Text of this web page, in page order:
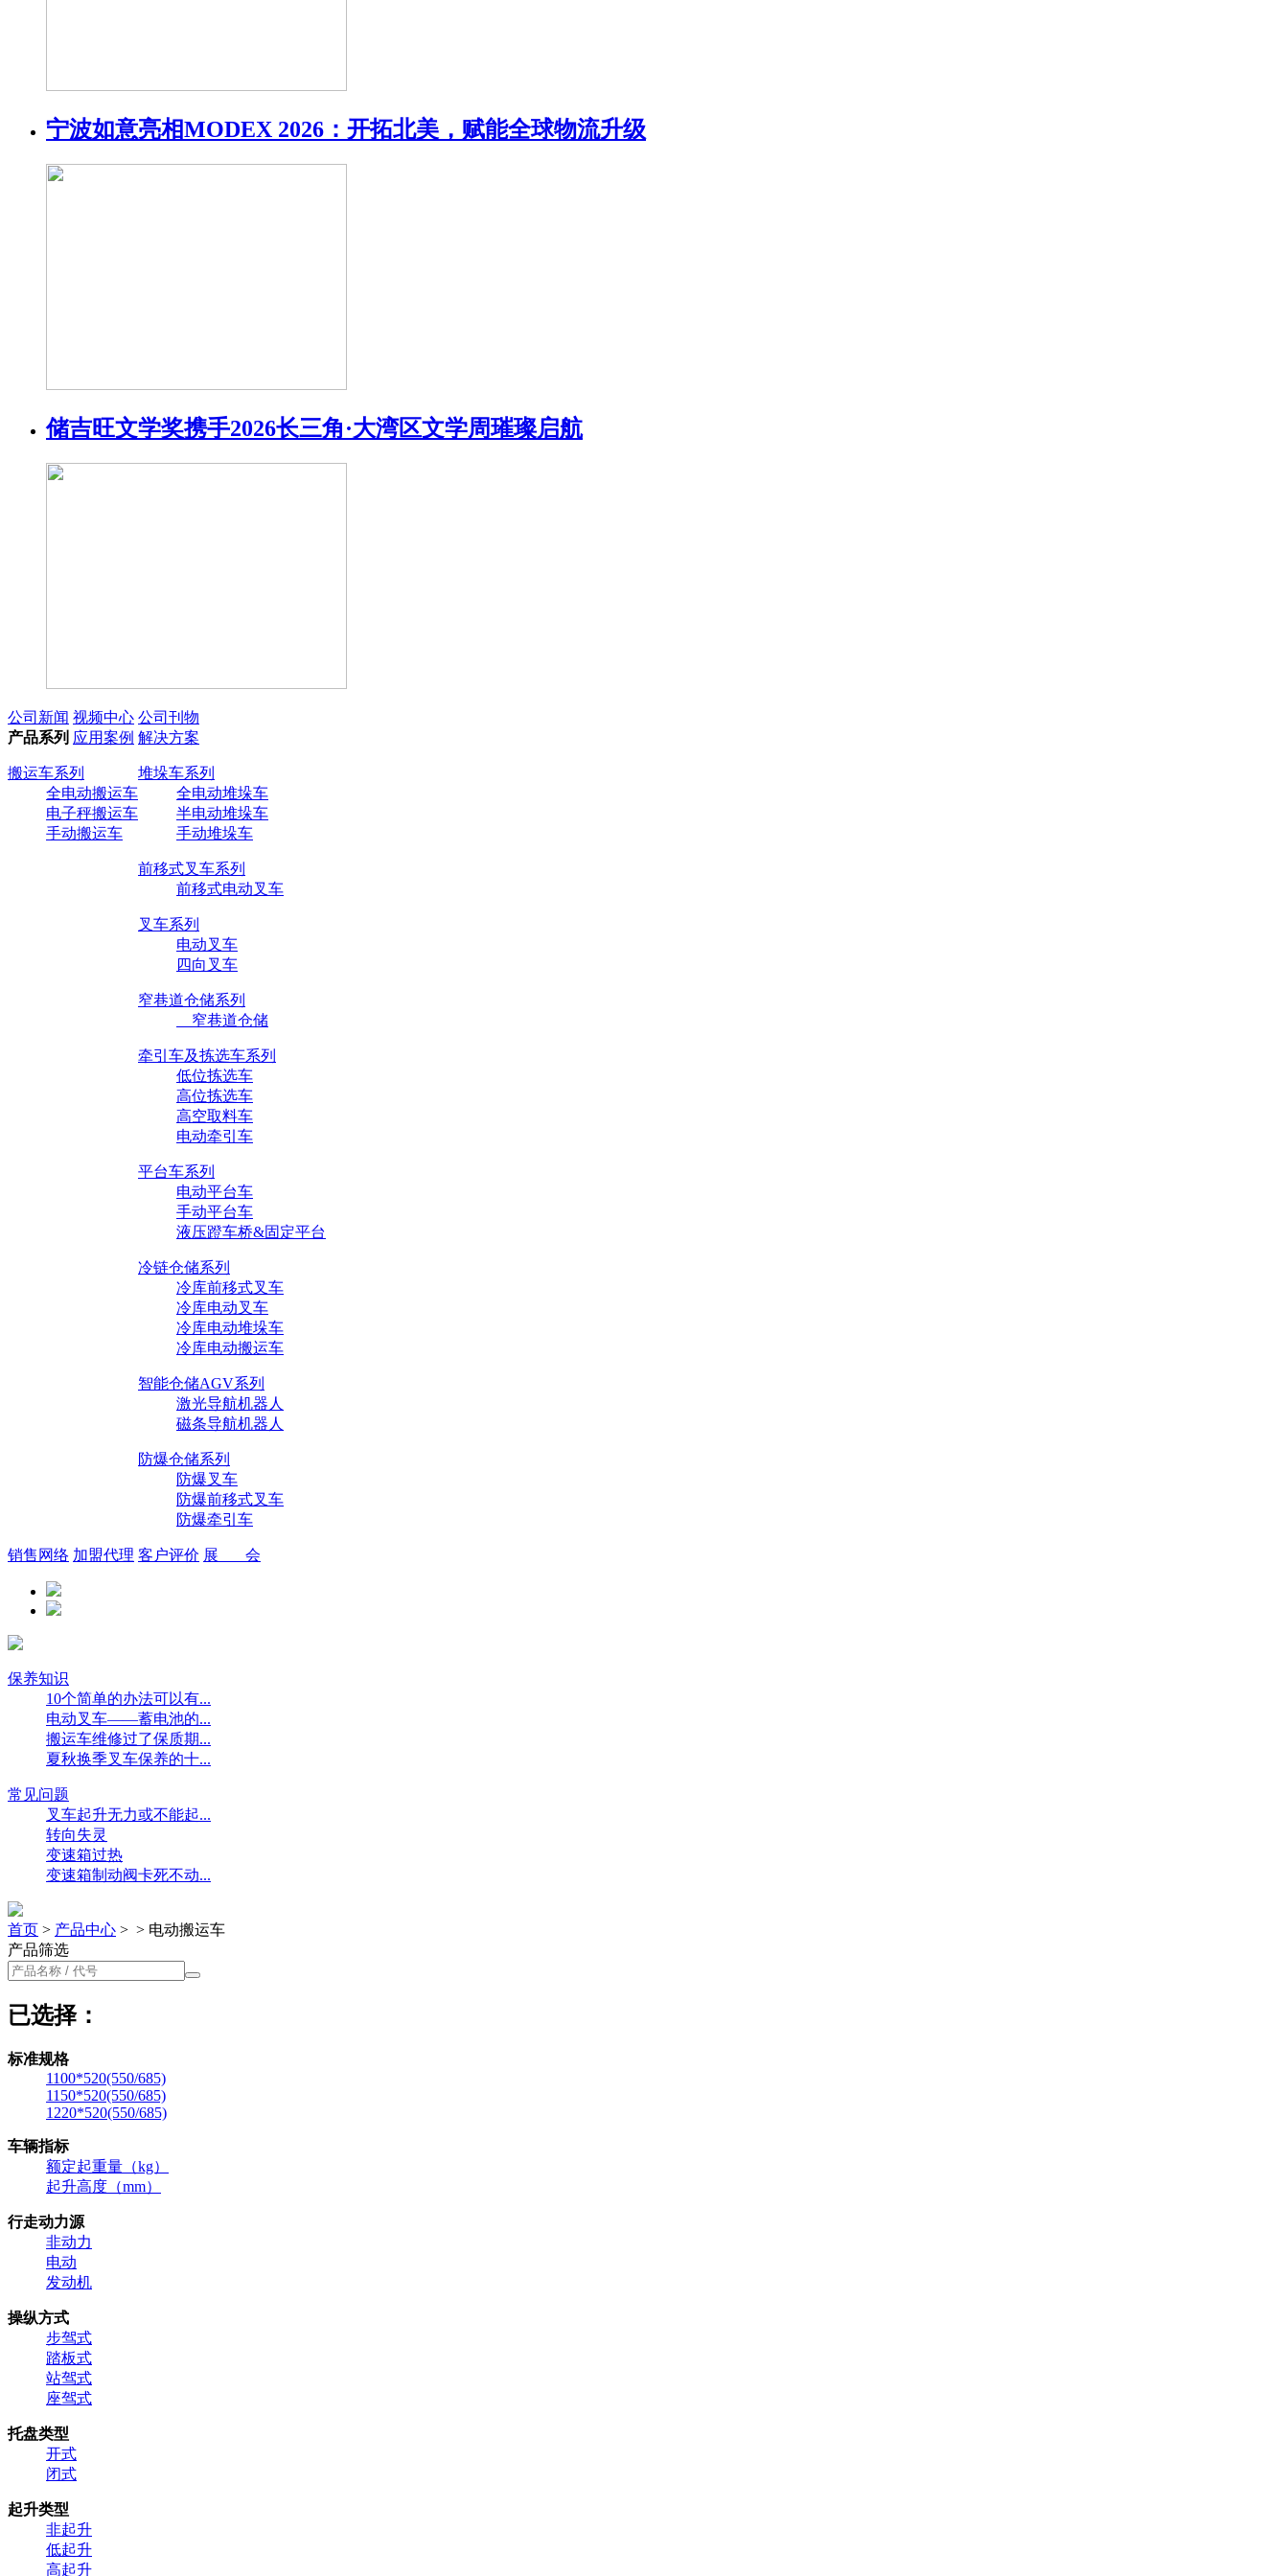
宁波如意亮相MODEX 2026：开拓北美，赋能全球物流升级
储吉旺文学奖携手2026长三角·大湾区文学周璀璨启航
公司新闻 视频中心 公司刊物
产品系列 应用案例 解决方案
搬运车系列
全电动搬运车
电子秤搬运车
手动搬运车
堆垛车系列
全电动堆垛车
半电动堆垛车
手动堆垛车
前移式叉车系列
前移式电动叉车
叉车系列
电动叉车
四向叉车
窄巷道仓储系列
窄巷道仓储
牵引车及拣选车系列
低位拣选车
高位拣选车
高空取料车
电动牵引车
平台车系列
电动平台车
手动平台车
液压蹬车桥&固定平台
冷链仓储系列
冷库前移式叉车
冷库电动叉车
冷库电动堆垛车
冷库电动搬运车
智能仓储AGV系列
激光导航机器人
磁条导航机器人
防爆仓储系列
防爆叉车
防爆前移式叉车
防爆牵引车
销售网络 加盟代理 客户评价 展 会
保养知识
10个简单的办法可以有...
电动叉车——蓄电池的...
搬运车维修过了保质期...
夏秋换季叉车保养的十...
常见问题
叉车起升无力或不能起...
转向失灵
变速箱过热
变速箱制动阀卡死不动...
首页 > 产品中心 > > 电动搬运车
产品筛选
已选择：
标准规格
1100*520(550/685)
1150*520(550/685)
1220*520(550/685)
车辆指标
额定起重量（kg）
起升高度（mm）
行走动力源
非动力
电动
发动机
操纵方式
步驾式
踏板式
站驾式
座驾式
托盘类型
开式
闭式
起升类型
非起升
低起升
高起升